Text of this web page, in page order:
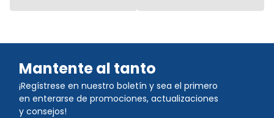
Mantente al tanto
¡Regístrese en nuestro boletín y sea el primero
en enterarse de promociones, actualizaciones
y consejos!